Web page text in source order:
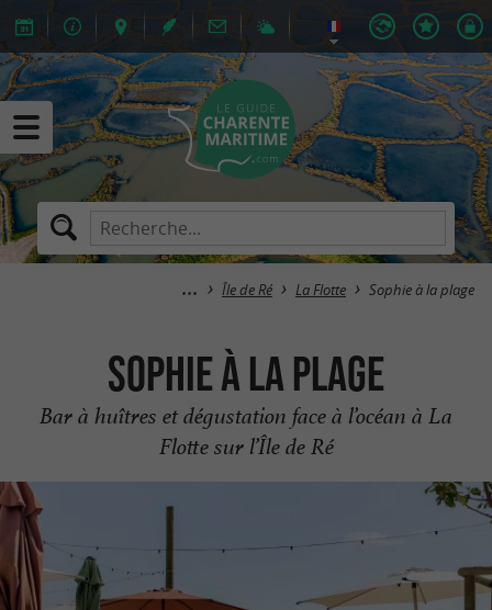
Île de Ré La Flotte Sophie à la plage
Sophie à la plage
Bar à huîtres et dégustation face à l’océan à La
Flotte sur l’Île de Ré